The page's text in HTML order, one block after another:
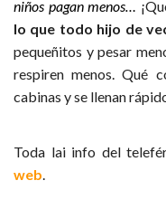
niños pagan menos…
lo que todo hijo de
pequeñitos y pesar
respiren menos. Qué
cabinas y se llenan
Toda lai info del
web.